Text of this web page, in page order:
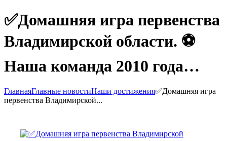
✅Домашняя игра первенства
Владимирской области. ⚽️
Наша команда 2010 года…
ГлавнаяГлавные новостиНаши достижения✅Домашняя игра
первенства Владимирской...